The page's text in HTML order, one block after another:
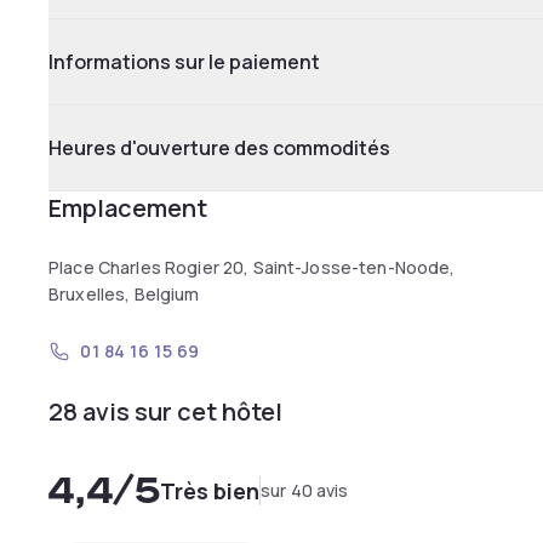
Informations sur le paiement
Heures d'ouverture des commodités
Emplacement
Place Charles Rogier 20, Saint-Josse-ten-Noode,
Bruxelles, Belgium
01 84 16 15 69
28 avis sur cet hôtel
4,4/5Très biensur 40 avis